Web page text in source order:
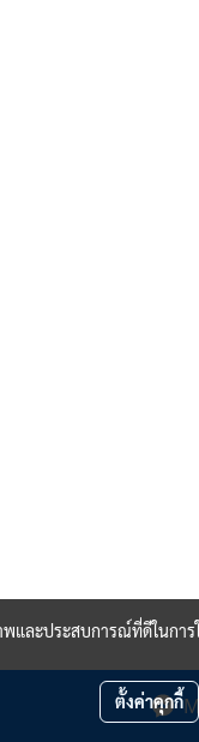
และประสบการณ์ที่ดีในกา
ตั้งค่าคุกกี้